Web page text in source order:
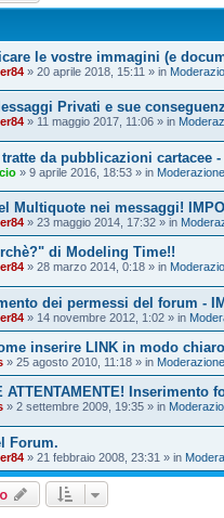
le vostre immagini (e
» 20 aprile 2018, 15:11 » in
Privati e sue
» 11 maggio 2017, 11:06 » in
tratte da pubblicazioni cartacee
» 9 aprile 2016, 18:53 » in
Multiquote nei messaggi!
» 23 maggio 2014, 17:32 » in
di Modeling Time!!
» 28 marzo 2014, 0:18 » in
dei permessi del forum -
» 14 novembre 2012, 1:02 » in
inserire LINK in modo
» 25 agosto 2010, 11:18 » in
ATTENTAMENTE! Inserimento
» 2 settembre 2009, 19:35 » in
Forum.
» 21 febbraio 2008, 23:31 » in